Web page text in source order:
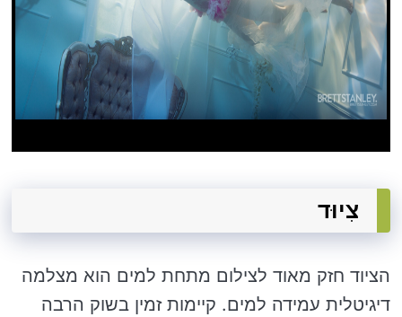
צִיוּד
הציוד חזק מאוד לצילום מתחת למים הוא מצלמה
דיגיטלית עמידה למים. קיימות זמין בשוק הרבה